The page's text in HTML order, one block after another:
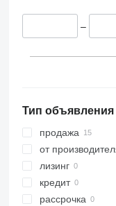
–
Тип объявления
продажа
от
лизинг
кредит
рассрочка